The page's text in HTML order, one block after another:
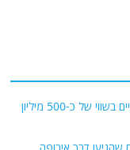
ארצות הברית תפסה והקפיאה נכסי קריפטו איראניים בשווי של כ-500 מיליון